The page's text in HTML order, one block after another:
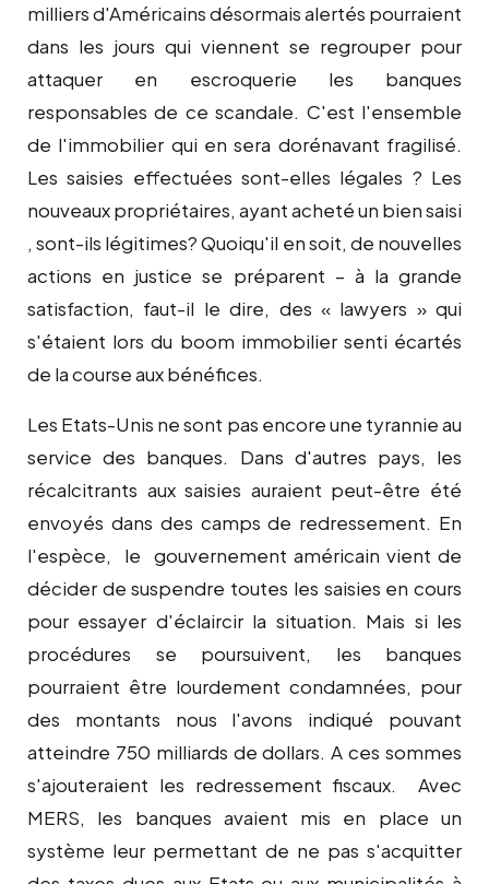
milliers d'Américains désormais alertés pourraient
dans les jours qui viennent se regrouper pour
attaquer en escroquerie les banques
responsables de ce scandale. C'est l'ensemble
de l'immobilier qui en sera dorénavant fragilisé.
Les saisies effectuées sont-elles légales ? Les
nouveaux propriétaires, ayant acheté un bien saisi
, sont-ils légitimes? Quoiqu'il en soit, de nouvelles
actions en justice se préparent – à la grande
satisfaction, faut-il le dire, des « lawyers » qui
s'étaient lors du boom immobilier senti écartés
de la course aux bénéfices.
Les Etats-Unis ne sont pas encore une tyrannie au
service des banques. Dans d'autres pays, les
récalcitrants aux saisies auraient peut-être été
envoyés dans des camps de redressement. En
l'espèce, le gouvernement américain vient de
décider de suspendre toutes les saisies en cours
pour essayer d'éclaircir la situation. Mais si les
procédures se poursuivent, les banques
pourraient être lourdement condamnées, pour
des montants nous l'avons indiqué pouvant
atteindre 750 milliards de dollars. A ces sommes
s'ajouteraient les redressement fiscaux. Avec
MERS, les banques avaient mis en place un
système leur permettant de ne pas s'acquitter